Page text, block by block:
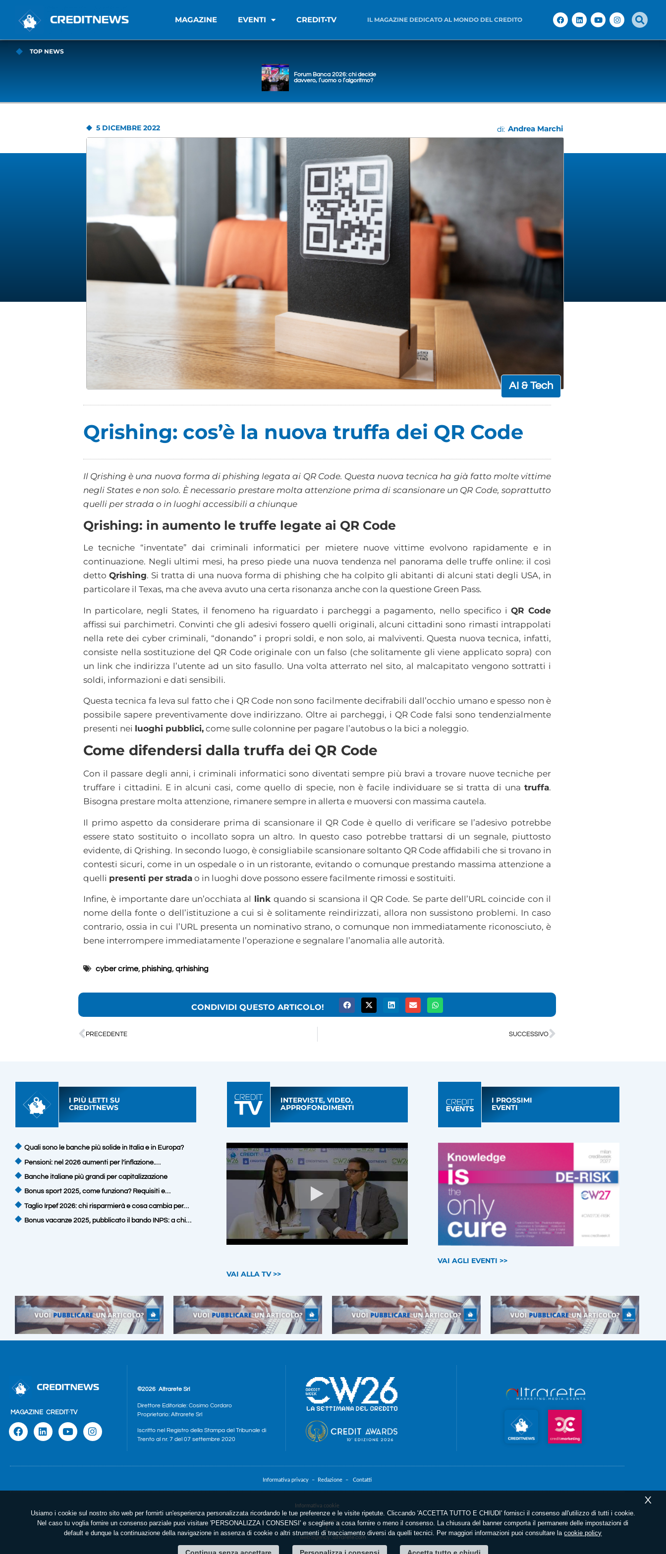
MAGAZINE EVENTI CREDIT•TV IL MAGAZINE DEDICATO AL MONDO DEL CREDITO
TOP NEWS
Forum Banca 2026: chi decide
davvero, l’uomo o l’algoritmo?
5 DICEMBRE 2022 di:Andrea Marchi
AI & Tech
Qrishing: cos’è la nuova truffa dei QR Code
Il Qrishing è una nuova forma di phishing legata ai QR Code. Questa nuova tecnica ha già fatto molte vittime
negli States e non solo. È necessario prestare molta attenzione prima di scansionare un QR Code, soprattutto
quelli per strada o in luoghi accessibili a chiunque
Qrishing: in aumento le truffe legate ai QR Code
Le tecniche “inventate” dai criminali informatici per mietere nuove vittime evolvono rapidamente e in
continuazione. Negli ultimi mesi, ha preso piede una nuova tendenza nel panorama delle truffe online: il così
dettoQrishing. Si tratta di una nuova forma di phishing che ha colpito gli abitanti di alcuni stati degli USA, in
particolare il Texas, ma che aveva avuto una certa risonanza anche con la questione Green Pass.
In particolare, negli States, il fenomeno ha riguardato i parcheggi a pagamento, nello specifico i QR Code
affissi sui parchimetri. Convinti che gli adesivi fossero quelli originali, alcuni cittadini sono rimasti intrappolati
nella rete dei cyber criminali, “donando” i propri soldi, e non solo, ai malviventi. Questa nuova tecnica, infatti,
consiste nella sostituzione del QR Code originale con un falso (che solitamente gli viene applicato sopra) con
un link che indirizza l’utente ad un sito fasullo. Una volta atterrato nel sito, al malcapitato vengono sottratti i
soldi, informazioni e dati sensibili.
Questa tecnica fa leva sul fatto che i QR Code non sono facilmente decifrabili dall’occhio umano e spesso non è
possibile sapere preventivamente dove indirizzano. Oltre ai parcheggi, i QR Code falsi sono tendenzialmente
presenti nei luoghi pubblici, come sulle colonnine per pagare l’autobus o la bici a noleggio.
Come difendersi dalla truffa dei QR Code
Con il passare degli anni, i criminali informatici sono diventati sempre più bravi a trovare nuove tecniche per
truffare i cittadini. E in alcuni casi, come quello di specie, non è facile individuare se si tratta di una truffa.
Bisogna prestare molta attenzione, rimanere sempre in allerta e muoversi con massima cautela.
Il primo aspetto da considerare prima di scansionare il QR Code è quello di verificare se l’adesivo potrebbe
essere stato sostituito o incollato sopra un altro. In questo caso potrebbe trattarsi di un segnale, piuttosto
evidente, di Qrishing. In secondo luogo, è consigliabile scansionare soltanto QR Code affidabili che si trovano in
contesti sicuri, come in un ospedale o in un ristorante, evitando o comunque prestando massima attenzione a
quelli presenti per strada o in luoghi dove possono essere facilmente rimossi e sostituiti.
Infine, è importante dare un’occhiata al link quando si scansiona il QR Code. Se parte dell’URL coincide con il
nome della fonte o dell’istituzione a cui si è solitamente reindirizzati, allora non sussistono problemi. In caso
contrario, ossia in cui l’URL presenta un nominativo strano, o comunque non immediatamente riconosciuto, è
bene interrompere immediatamente l’operazione e segnalare l’anomalia alle autorità.
cyber crime, phishing,qrhishing
CONDIVIDI QUESTO ARTICOLO!
PRECEDENTE SUCCESSIVO
I PIÙ LETTI SU
CREDITNEWS
Quali sono le banche più solide in Italia e in Europa?
Pensioni: nel 2026 aumenti per l’inflazione.…
Banche italiane più grandi per capitalizzazione
Bonus sport 2025, come funziona? Requisiti e…
Taglio Irpef 2026: chi risparmierà e cosa cambia per…
Bonus vacanze 2025, pubblicato il bando INPS: a chi…
INTERVISTE, VIDEO,
APPROFONDIMENTI
VAI ALLA TV >>
I PROSSIMI
EVENTI
VAI AGLI EVENTI >>
MAGAZINE CREDIT·TV
©2026 Altrarete Srl
Direttore Editoriale: Cosimo Cordaro
Proprietario: Altrarete Srl
Iscritto nel Registro della Stampa del Tribunale di
Trento al nr. 7 del 07 settembre 2020
Informativa privacy – Redazione – Contatti
Informativa cookie
web agency : altrarete.com
X
Usiamo i cookie sul nostro sito web per fornirti un'esperienza personalizzata ricordando le tue preferenze e le visite ripetute. Cliccando 'ACCETTA TUTTO E CHIUDI' fornisci il consenso all'utilizzo di tutti i cookie.
Nel caso tu voglia fornire un consenso parziale puoi visitare 'PERSONALIZZA I CONSENSI' e scegliere a cosa fornire o meno il consenso. La chiusura del banner comporta il permanere delle impostazioni di
default e dunque la continuazione della navigazione in assenza di cookie o altri strumenti di tracciamento diversi da quelli tecnici. Per maggiori informazioni puoi consultare lacookie policy
Continua senza accettare Personalizza i consensi Accetta tutto e chiudi